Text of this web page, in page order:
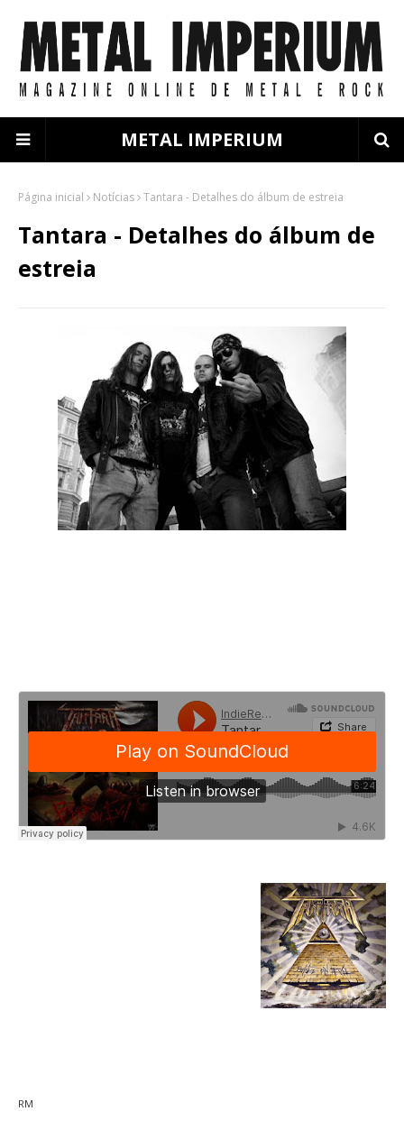
METAL IMPERIUM
Página inicial Notícias Tantara - Detalhes do álbum de estreia
Tantara - Detalhes do álbum de
estreia
RM